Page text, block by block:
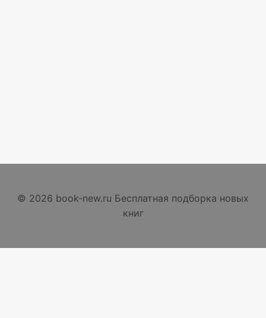
© 2026 book-new.ru Бесплатная подборка новых
книг